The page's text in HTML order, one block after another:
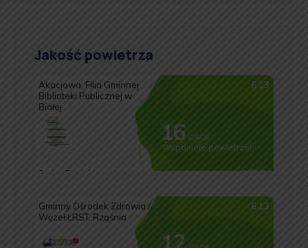
Jakość powietrza